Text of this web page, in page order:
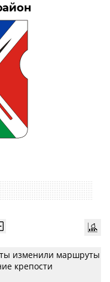
изменили маршруты
крепости